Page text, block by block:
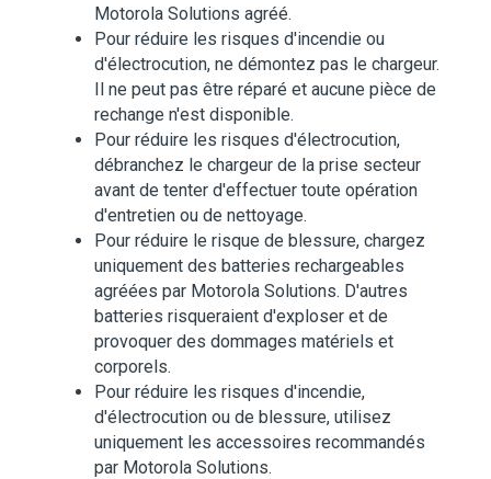
Motorola Solutions agréé.
Pour réduire les risques d'incendie ou
d'électrocution, ne démontez pas le chargeur.
Il ne peut pas être réparé et aucune pièce de
rechange n'est disponible.
Pour réduire les risques d'électrocution,
débranchez le chargeur de la prise secteur
avant de tenter d'effectuer toute opération
d'entretien ou de nettoyage.
Pour réduire le risque de blessure, chargez
uniquement des batteries rechargeables
agréées par Motorola Solutions. D'autres
batteries risqueraient d'exploser et de
provoquer des dommages matériels et
corporels.
Pour réduire les risques d'incendie,
d'électrocution ou de blessure, utilisez
uniquement les accessoires recommandés
par Motorola Solutions.